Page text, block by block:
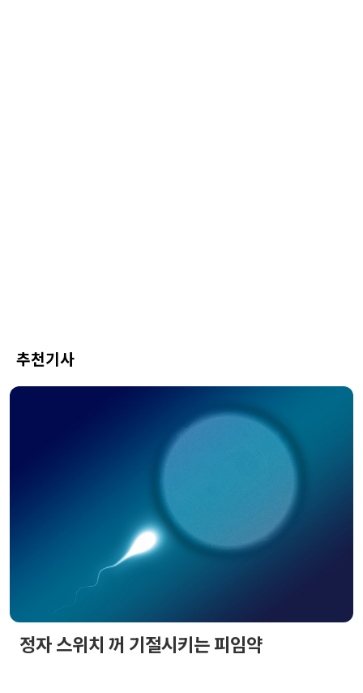
추천기사
정자 스위치 꺼 기절시키는 피임약